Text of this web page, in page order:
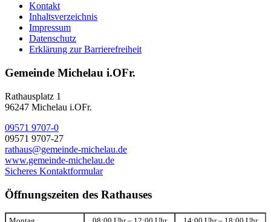
Kontakt
Inhaltsverzeichnis
Impressum
Datenschutz
Erklärung zur Barrierefreiheit
Gemeinde Michelau i.OFr.
Rathausplatz 1
96247 Michelau i.OFr.
09571 9707-0
09571 9707-27
rathaus@gemeinde-michelau.de
www.gemeinde-michelau.de
Sicheres Kontaktformular
Öffnungszeiten des Rathauses